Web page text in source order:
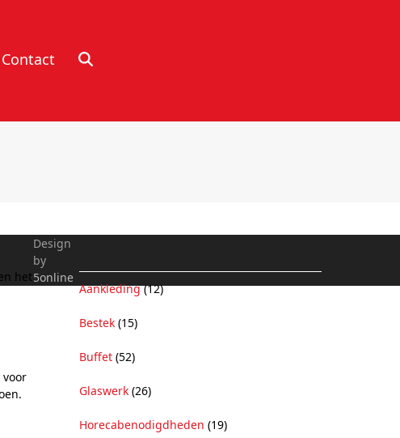
Contact
het
Aankleding (12)
Bestek (15)
Buffet (52)
Glaswerk (26)
Horecabenodigdheden (19)
Design
by
5online